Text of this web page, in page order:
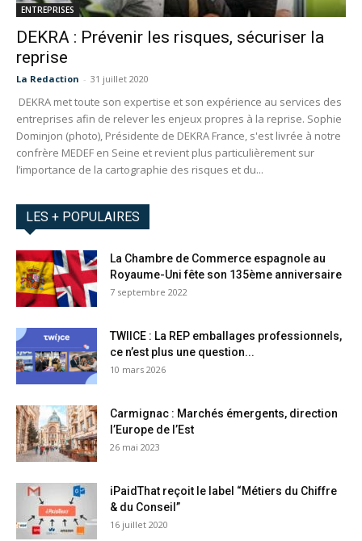
ENTREPRISES
DEKRA : Prévenir les risques, sécuriser la
reprise
La Redaction - 31 juillet 2020
DEKRA met toute son expertise et son expérience au services des
entreprises afin de relever les enjeux propres à la reprise. Sophie
Dominjon (photo), Présidente de DEKRA France, s'est livrée à notre
confrère MEDEF en Seine et revient plus particulièrement sur
l’importance de la cartographie des risques et du...
LES + POPULAIRES
La Chambre de Commerce espagnole au
Royaume-Uni fête son 135ème anniversaire
7 septembre 2022
TWIICE : La REP emballages professionnels,
ce n’est plus une question...
10 mars 2026
Carmignac : Marchés émergents, direction
l’Europe de l’Est
26 mai 2023
iPaidThat reçoit le label “Métiers du Chiffre
& du Conseil”
16 juillet 2020